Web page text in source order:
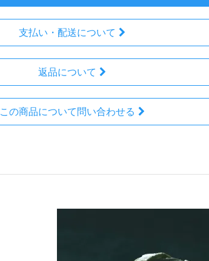
支払い・配送について
返品について
この商品について問い合わせる